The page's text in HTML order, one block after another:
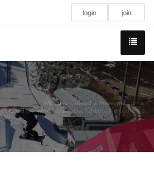
login join
We have created a awesome theme
the word mountains, far from the countries